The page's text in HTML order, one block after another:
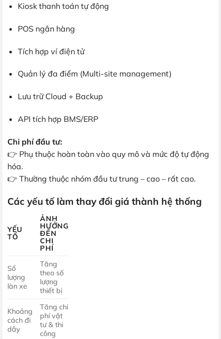
Kiosk thanh toán tự động
POS ngân hàng
Tích hợp ví điện tử
Quản lý đa điểm (Multi-site management)
Lưu trữ Cloud + Backup
API tích hợp BMS/ERP
Chi phí đầu tư:
👉 Phụ thuộc hoàn toàn vào quy mô và mức độ tự động
hóa.
👉 Thường thuộc nhóm đầu tư trung – cao – rất cao.
Các yếu tố làm thay đổi giá thành hệ thống
YẾU
TỐ
ẢNH
HƯỞNG
ĐẾN
CHI
PHÍ
Số
lượng
làn xe
Tăng
theo số
lượng
thiết bị
Khoảng
cách đi
dây
Tăng chi
phí vật
tư & thi
công